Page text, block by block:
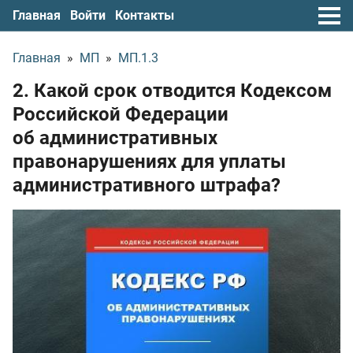
Главная Войти Контакты
Главная » МП » МП.1.3
2. Какой срок отводится Кодексом
Российской Федерации
об административных
правонарушениях для уплаты
административного штрафа?